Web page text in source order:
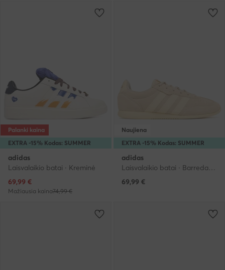
EXTRA -15% Kodas: SUMMER
Palanki kaina
adidas
Laisvalaikio batai · Kreminė
Dabartinė kaina
69,99 €
Mažiausia kaina74,99 €
EXTRA -15% Kodas: SUMMER
Naujiena
adidas
Laisvalaikio batai · Barreda · Šviesiai smėlinė
69,99 €